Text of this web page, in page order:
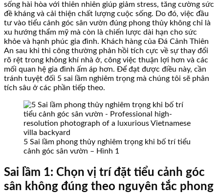
sống hài hòa với thiên nhiên giúp giảm stress, tăng cường sức
đề kháng và cải thiện chất lượng cuộc sống. Do đó, việc đầu
tư vào tiểu cảnh góc sân vườn đúng phong thủy không chỉ là
xu hướng thẩm mỹ mà còn là chiến lược dài hạn cho sức
khỏe và hạnh phúc gia đình. Khách hàng của Đá Cảnh Thiên
An sau khi thi công thường phản hồi tích cực về sự thay đổi
rõ rệt trong không khí nhà ở, công việc thuận lợi hơn và các
mối quan hệ gia đình ấm áp hơn. Để đạt được điều này, cần
tránh tuyệt đối 5 sai lầm nghiêm trọng mà chúng tôi sẽ phân
tích sâu ở các phần tiếp theo.
5 Sai lầm phong thủy nghiêm trọng khi bố trí tiểu
cảnh góc sân vườn – Hình 1
Sai lầm 1: Chọn vị trí đặt tiểu cảnh góc
sân không đúng theo nguyên tắc phong